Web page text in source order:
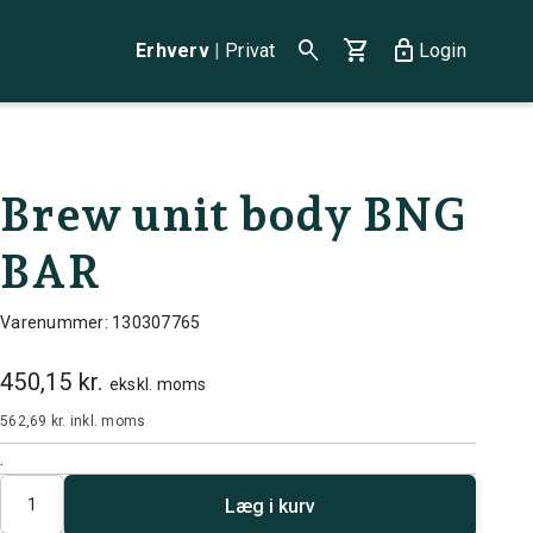
Erhverv | Privat search shopping_cart lock Login
Brew unit body BNG
BAR
Varenummer: 130307765
450,15 kr. ekskl. moms
562,69 kr. inkl. moms
.
Antal
Læg i kurv